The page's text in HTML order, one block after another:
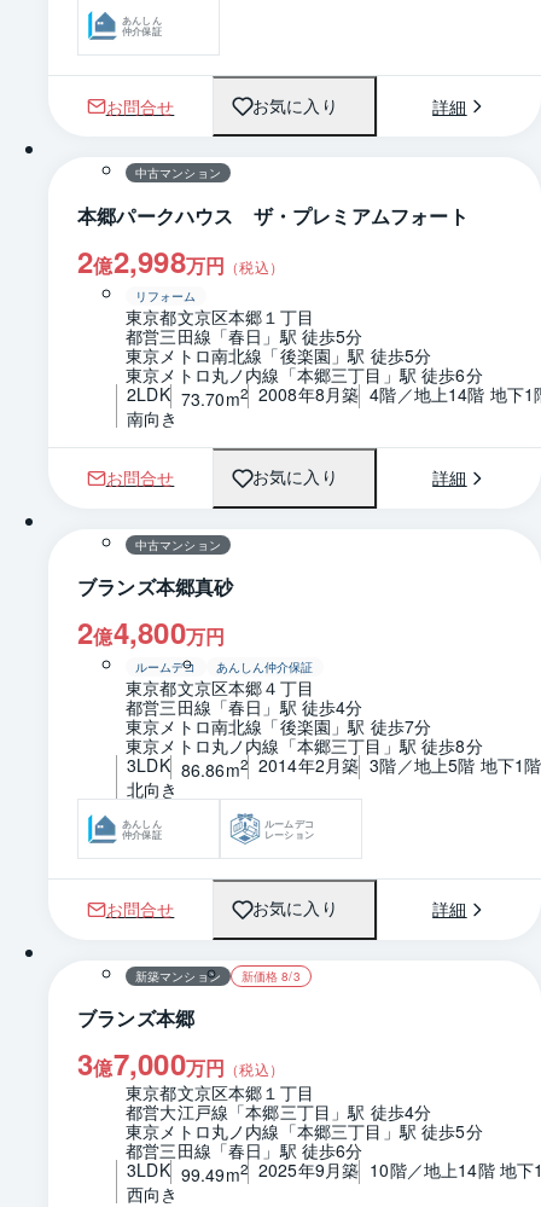
あんしん
仲介保証
お問合せ お気に入り 詳細
1 / 0 間取り
中古マンション
本郷パークハウス ザ・プレミアムフォート
2億2,998万円 （税込）
リフォーム
東京都文京区本郷１丁目
都営三田線「春日」駅 徒歩5分
東京メトロ南北線「後楽園」駅 徒歩5分
東京メトロ丸ノ内線「本郷三丁目」駅 徒歩6分
2LDK 73.70m2 2008年8月築 4階／地上14階 地下1
南向き
お問合せ お気に入り 詳細
1 / 0 間取り
中古マンション
ブランズ本郷真砂
2億4,800万円
ルームデコ あんしん仲介保証
東京都文京区本郷４丁目
都営三田線「春日」駅 徒歩4分
東京メトロ南北線「後楽園」駅 徒歩7分
東京メトロ丸ノ内線「本郷三丁目」駅 徒歩8分
3LDK 86.86m2 2014年2月築 3階／地上5階 地下1階
北向き
あんしん
仲介保証
ルームデコ
レーション
お問合せ お気に入り 詳細
1 / 0 間取り
新築マンション 新価格 8/3
ブランズ本郷
3億7,000万円 （税込）
東京都文京区本郷１丁目
都営大江戸線「本郷三丁目」駅 徒歩4分
東京メトロ丸ノ内線「本郷三丁目」駅 徒歩5分
都営三田線「春日」駅 徒歩6分
3LDK 99.49m2 2025年9月築 10階／地上14階 地下
西向き